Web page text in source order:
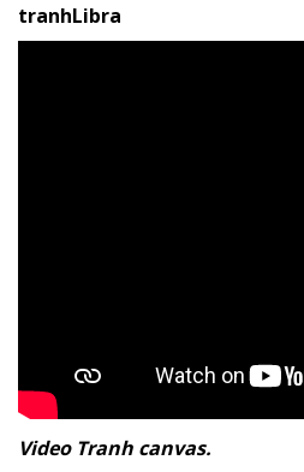
tranhLibra
Video Tranh canvas.